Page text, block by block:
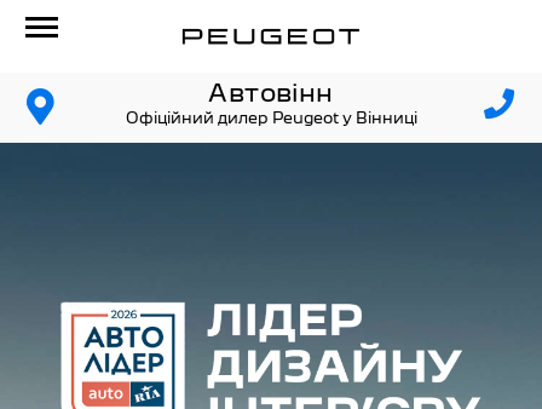
Автовінн
Офіційний дилер Peugeot у Вінниці